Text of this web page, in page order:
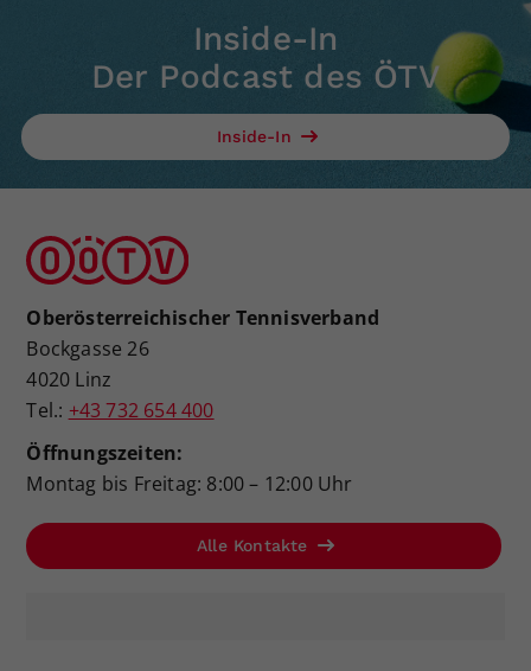
Inside-In
Der Podcast des ÖTV
Inside-In
Oberösterreichischer Tennisverband
Bockgasse 26
4020 Linz
Tel.: +43 732 654 400
Öffnungszeiten:
Montag bis Freitag: 8:00 – 12:00 Uhr
Alle Kontakte